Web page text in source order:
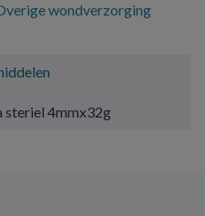
wondverzorging
steriel 4mmx32g